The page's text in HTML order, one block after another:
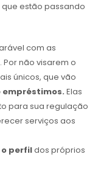
estão passando
com as
não visarem o
únicos, que vão
empréstimos. Elas
para sua regulação
serviços aos
perfildos próprios